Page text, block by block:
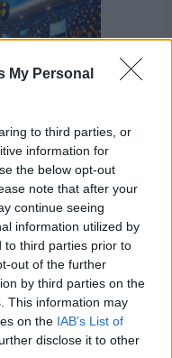
My Personal
to third parties, or
information for
the below opt-out
note that after your
continue seeing
information utilized by
to third parties prior to
out of the further
by third parties on the
This information may
on the IAB’s List of
disclose it to other